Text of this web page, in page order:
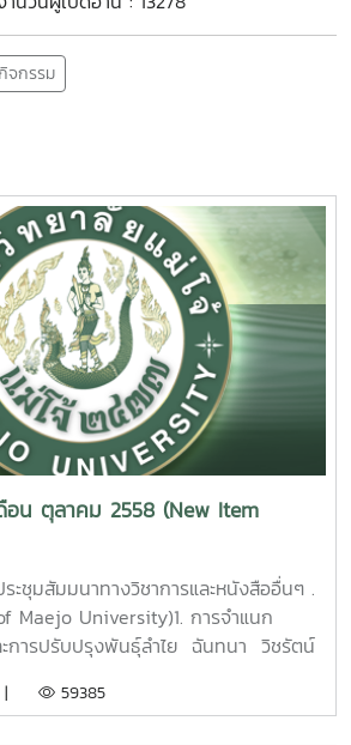
จกรรม
อน ตุลาคม 2558 (New Item
ะชุมสัมมนาทางวิชาการและหนังสืออื่นๆ .
Maejo University)1. การจำแนก
การปรับปรุงพันธุ์ลำไย ฉันทนา วิชรัตน์
Classification of Longan
| 59385